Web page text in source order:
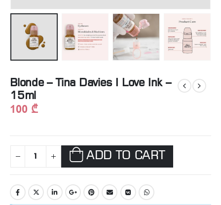
Blonde – Tina Davies I Love Ink –
15ml
100 ₾
ADD TO CART